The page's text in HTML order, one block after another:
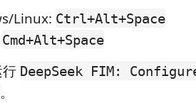
Linux: Ctrl+Alt+Space
Cmd+Alt+Space
DeepSeek FIM:
。